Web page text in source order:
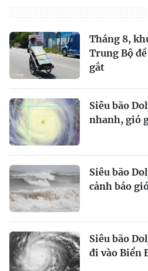
Tháng 8,
Trung Bộ
gắt
Siêu bão
nhanh, gió
Siêu bão
cảnh báo
Siêu bão
đi vào Biển